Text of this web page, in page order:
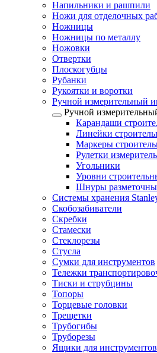
Напильники и рашпили
Ножи для отделочных
Ножницы
Ножницы по металлу
Ножовки
Отвертки
Плоскогубцы
Рубанки
Рукоятки и воротки
Ручной измерительный
Ручной
Карандаши
Линейки
Маркеры
Рулетки
Угольники
Уровни
Шнуры
Системы хранения
Скобозабиватели
Скребки
Стамески
Стеклорезы
Стусла
Сумки для инструментов
Тележки
Тиски и струбцины
Топоры
Торцевые головки
Трещетки
Трубогибы
Труборезы
Ящики для инструментов